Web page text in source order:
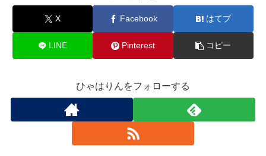
X Facebook はてブ
LINE Pinterest コピー
ひゃはりんをフォローする